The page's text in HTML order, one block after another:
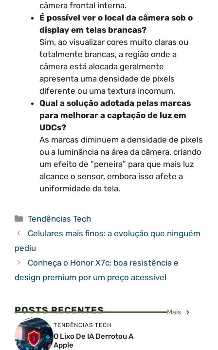
câmera frontal interna.
É possível ver o local da câmera sob o
display em telas brancas?
Sim, ao visualizar cores muito claras ou
totalmente brancas, a região onde a
câmera está alocada geralmente
apresenta uma densidade de pixels
diferente ou uma textura incomum.
Qual a solução adotada pelas marcas
para melhorar a captação de luz em
UDCs?
As marcas diminuem a densidade de pixels
ou a luminância na área da câmera, criando
um efeito de “peneira” para que mais luz
alcance o sensor, embora isso afete a
uniformidade da tela.
Categorias
Tendências Tech
Celulares mais finos: a evolução que ninguém
pediu
Conheça o Honor X7c: boa resistência e
design premium por um preço acessível
POSTS RECENTES Mais
TENDÊNCIAS TECH
O Lixo De IA Derrotou A
Apple